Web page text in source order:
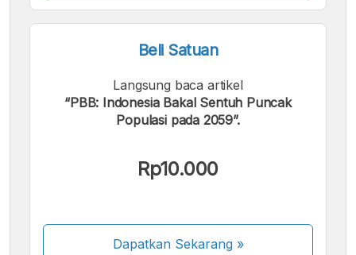
Beli Satuan
Langsung baca artikel
“PBB: Indonesia Bakal Sentuh Puncak
Populasi pada 2059”.
Rp10.000
Dapatkan Sekarang»